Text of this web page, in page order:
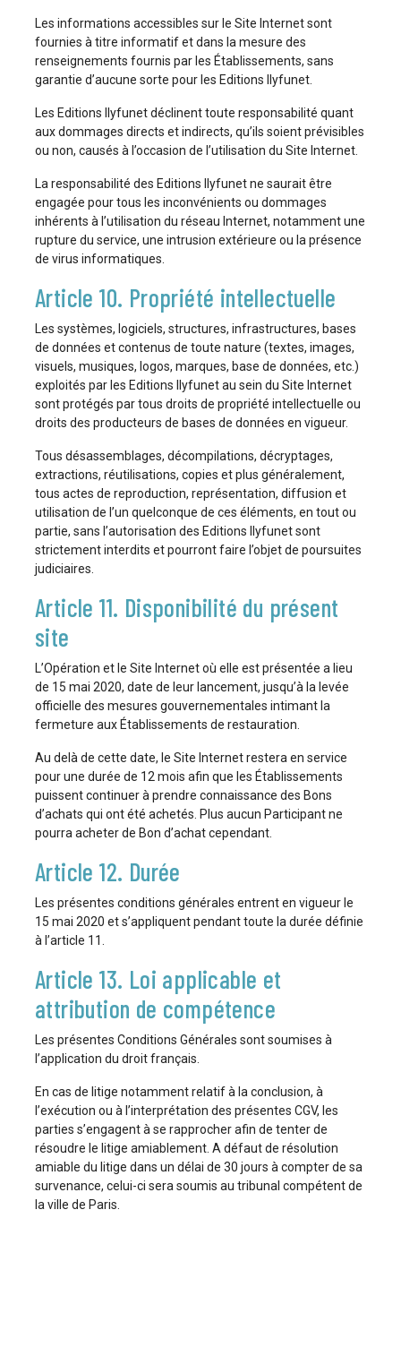
Les informations accessibles sur le Site Internet sont
fournies à titre informatif et dans la mesure des
renseignements fournis par les Établissements, sans
garantie d’aucune sorte pour les Editions Ilyfunet.
Les Editions Ilyfunet déclinent toute responsabilité quant
aux dommages directs et indirects, qu’ils soient prévisibles
ou non, causés à l’occasion de l’utilisation du Site Internet.
La responsabilité des Editions Ilyfunet ne saurait être
engagée pour tous les inconvénients ou dommages
inhérents à l’utilisation du réseau Internet, notamment une
rupture du service, une intrusion extérieure ou la présence
de virus informatiques.
Article 10. Propriété intellectuelle
Les systèmes, logiciels, structures, infrastructures, bases
de données et contenus de toute nature (textes, images,
visuels, musiques, logos, marques, base de données, etc.)
exploités par les Editions Ilyfunet au sein du Site Internet
sont protégés par tous droits de propriété intellectuelle ou
droits des producteurs de bases de données en vigueur.
Tous désassemblages, décompilations, décryptages,
extractions, réutilisations, copies et plus généralement,
tous actes de reproduction, représentation, diffusion et
utilisation de l’un quelconque de ces éléments, en tout ou
partie, sans l’autorisation des Editions Ilyfunet sont
strictement interdits et pourront faire l’objet de poursuites
judiciaires.
Article 11. Disponibilité du présent
site
L’Opération et le Site Internet où elle est présentée a lieu
de 15 mai 2020, date de leur lancement, jusqu’à la levée
officielle des mesures gouvernementales intimant la
fermeture aux Établissements de restauration.
Au delà de cette date, le Site Internet restera en service
pour une durée de 12 mois afin que les Établissements
puissent continuer à prendre connaissance des Bons
d’achats qui ont été achetés. Plus aucun Participant ne
pourra acheter de Bon d’achat cependant.
Article 12. Durée
Les présentes conditions générales entrent en vigueur le
15 mai 2020 et s’appliquent pendant toute la durée définie
à l’article 11.
Article 13. Loi applicable et
attribution de compétence
Les présentes Conditions Générales sont soumises à
l’application du droit français.
En cas de litige notamment relatif à la conclusion, à
l’exécution ou à l’interprétation des présentes CGV, les
parties s’engagent à se rapprocher afin de tenter de
résoudre le litige amiablement. A défaut de résolution
amiable du litige dans un délai de 30 jours à compter de sa
survenance, celui-ci sera soumis au tribunal compétent de
la ville de Paris.